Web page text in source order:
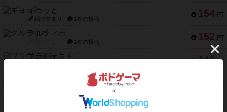
154 PT
ギョッと
紹介文あり 1件の投稿
152 PT
クルティボ
1件の投稿
140 PT
ブラヴェスト
PT
ドブル：ポケットモンスター
4件の投稿
PT
ジャンヌ・ダルク-オルレアン ドロー＆ライト